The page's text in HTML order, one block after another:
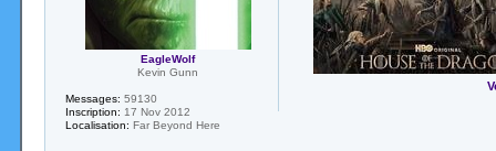
EagleWolf
Kevin Gunn
Messages: 59130
Inscription: 17 Nov 2012
Localisation: Far Beyond Here